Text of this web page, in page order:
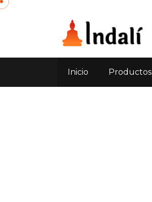
Inicio Productos